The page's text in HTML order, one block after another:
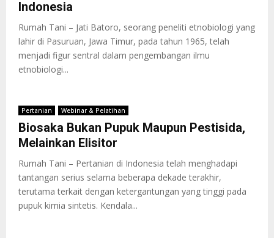
Indonesia
Rumah Tani – Jati Batoro, seorang peneliti etnobiologi yang
lahir di Pasuruan, Jawa Timur, pada tahun 1965, telah
menjadi figur sentral dalam pengembangan ilmu
etnobiologi...
Pertanian Webinar & Pelatihan
Biosaka Bukan Pupuk Maupun Pestisida,
Melainkan Elisitor
Rumah Tani – Pertanian di Indonesia telah menghadapi
tantangan serius selama beberapa dekade terakhir,
terutama terkait dengan ketergantungan yang tinggi pada
pupuk kimia sintetis. Kendala...